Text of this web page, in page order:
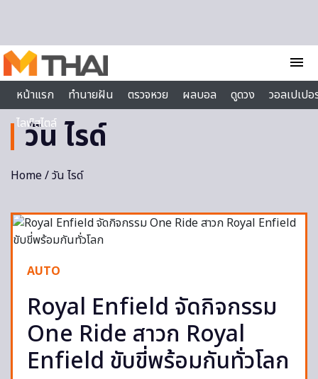
menu
หน้าแรก
ทำนายฝัน ตรวจหวย ผลบอล ดูดวง
วอลเปเป
ไลฟ์สไตล์
วัน ไรด์
Home/ วัน ไรด์
AUTO
Royal Enfield จัดกิจกรรม
One Ride สาวก Royal
Enfield ขับขี่พร้อมกันทั่วโลก